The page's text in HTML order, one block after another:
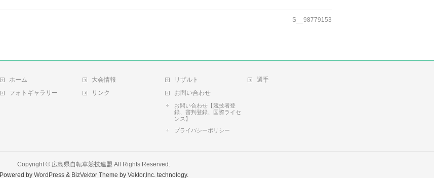
S__98779153
ホーム 大会情報 リザルト
選手
フォトギャラリー
リンク お問い合わせ
お問い合わせ【競技者登
録、審判登録、国際ライセ
ンス】
プライバシーポリシー
Copyright © 広島県自転車競技連盟 All Rights Reserved.
Powered by WordPress& BizVektor Theme by Vektor,Inc.technology.